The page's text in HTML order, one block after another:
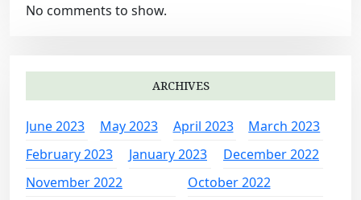
No comments to show.
ARCHIVES
June 2023 May 2023 April 2023
March 2023
February 2023
January 2023
December 2022
November 2022
October 2022